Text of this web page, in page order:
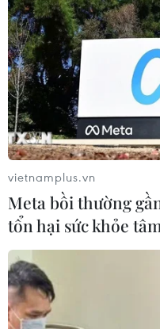
vietnamplus.vn
Meta bồi thường
tổn hại sức khỏe